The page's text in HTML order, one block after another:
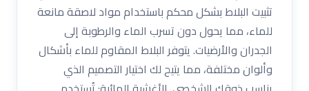
تثبيت البلاط بشكل محكم باستخدام مواد لاصقة مانعة
للماء، مما يحول دون تسرب الماء والرطوبة إلى
الجدران والأرضيات. يتوفر البلاط المقاوم للماء بأشكال
وألوان مختلفة، مما يتيح لك اختيار التصميم الذي